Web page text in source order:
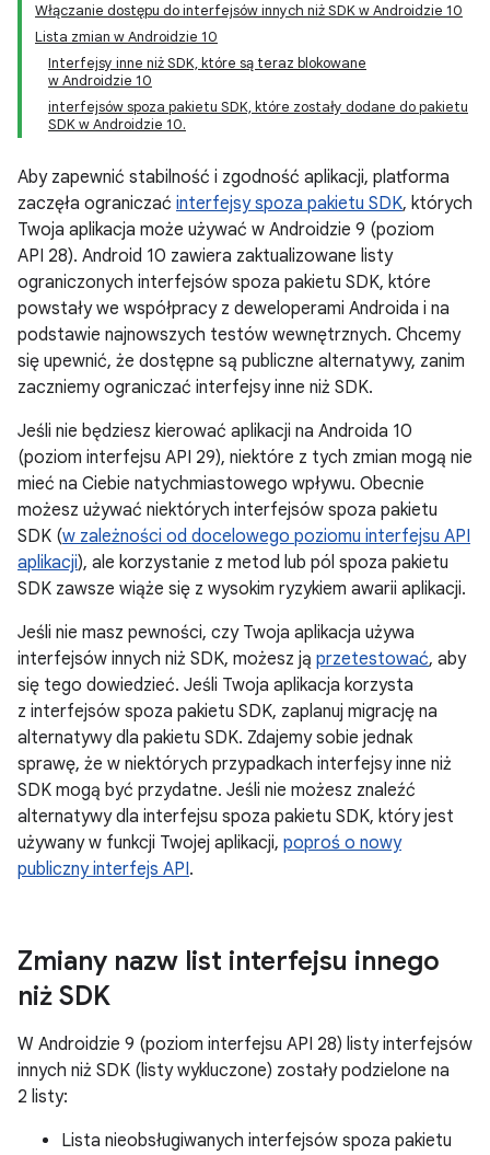
Włączanie dostępu do interfejsów innych niż SDK w Androidzie 10
Lista zmian w Androidzie 10
Interfejsy inne niż SDK, które są teraz blokowane
w Androidzie 10
interfejsów spoza pakietu SDK, które zostały dodane do pakietu
SDK w Androidzie 10.
Aby zapewnić stabilność i zgodność aplikacji, platforma
zaczęła ograniczać interfejsy spoza pakietu SDK, których
Twoja aplikacja może używać w Androidzie 9 (poziom
API 28). Android 10 zawiera zaktualizowane listy
ograniczonych interfejsów spoza pakietu SDK, które
powstały we współpracy z deweloperami Androida i na
podstawie najnowszych testów wewnętrznych. Chcemy
się upewnić, że dostępne są publiczne alternatywy, zanim
zaczniemy ograniczać interfejsy inne niż SDK.
Jeśli nie będziesz kierować aplikacji na Androida 10
(poziom interfejsu API 29), niektóre z tych zmian mogą nie
mieć na Ciebie natychmiastowego wpływu. Obecnie
możesz używać niektórych interfejsów spoza pakietu
SDK (w zależności od docelowego poziomu interfejsu API
aplikacji), ale korzystanie z metod lub pól spoza pakietu
SDK zawsze wiąże się z wysokim ryzykiem awarii aplikacji.
Jeśli nie masz pewności, czy Twoja aplikacja używa
interfejsów innych niż SDK, możesz ją przetestować, aby
się tego dowiedzieć. Jeśli Twoja aplikacja korzysta
z interfejsów spoza pakietu SDK, zaplanuj migrację na
alternatywy dla pakietu SDK. Zdajemy sobie jednak
sprawę, że w niektórych przypadkach interfejsy inne niż
SDK mogą być przydatne. Jeśli nie możesz znaleźć
alternatywy dla interfejsu spoza pakietu SDK, który jest
używany w funkcji Twojej aplikacji, poproś o nowy
publiczny interfejs API.
Zmiany nazw list interfejsu innego
niż SDK
W Androidzie 9 (poziom interfejsu API 28) listy interfejsów
innych niż SDK (listy wykluczone) zostały podzielone na
2 listy:
Lista nieobsługiwanych interfejsów spoza pakietu